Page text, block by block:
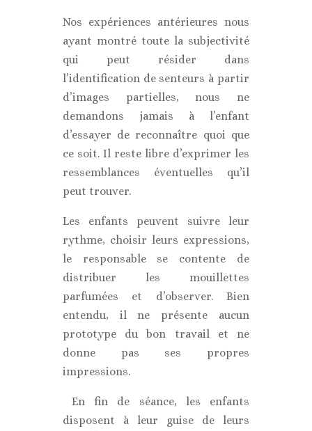
Nos expériences antérieures nous
ayant montré toute la subjectivité
qui peut résider dans
l’identification de senteurs à partir
d’images partielles, nous ne
demandons jamais à l’enfant
d’essayer de reconnaître quoi que
ce soit. Il reste libre d’exprimer les
ressemblances éventuelles qu’il
peut trouver.
Les enfants peuvent suivre leur
rythme, choisir leurs expressions,
le responsable se contente de
distribuer les mouillettes
parfumées et d’observer. Bien
entendu, il ne présente aucun
prototype du bon travail et ne
donne pas ses propres
impressions.
En fin de séance, les enfants
disposent à leur guise de leurs